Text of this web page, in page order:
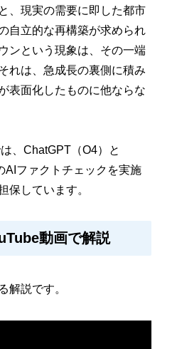
、現実の需要に即した都市
自立的な再構築が求められ
ンという現象は、その一端
れは、急成長の裏側に積み
表面化したものに他ならな
、ChatGPT（O4）と
AIファクトチェックを実施
保しています。
動画で解説
解説です。